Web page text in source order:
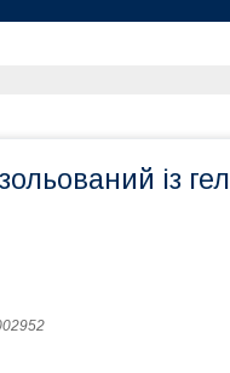
із